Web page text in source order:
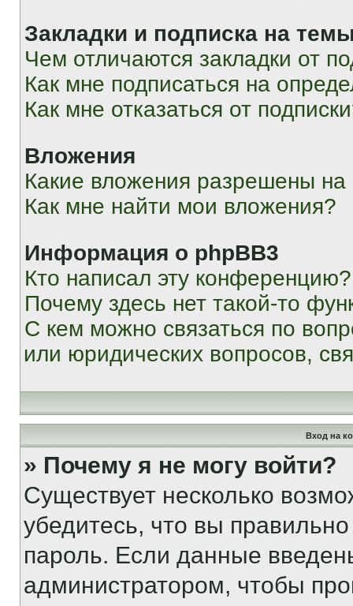
Закладки и подписка на
Чем отличаются закладки от
Как мне подписаться на
Как мне отказаться от
Вложения
Какие вложения разрешены
Как мне найти мои вложения?
Информация о phpBB3
Кто написал эту конференцию?
Почему здесь нет такой-то
С кем можно связаться по
или юридических вопросов,
Вход на
» Почему я не могу войти?
Существует несколько
убедитесь, что вы
пароль. Если данные
администратором, чтобы